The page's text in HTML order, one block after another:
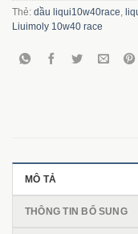
Thẻ: dầu liqui10w40race,
Liuimoly 10w40 race
MÔ TẢ
THÔNG TIN BỔ SUNG